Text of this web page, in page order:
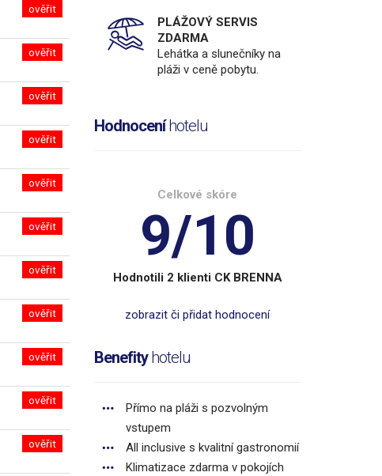
ověřit
ověřit
ověřit
ověřit
ověřit
ověřit
ověřit
ověřit
ověřit
ověřit
ověřit
PLÁŽOVÝ SERVIS
ZDARMA
Lehátka a slunečníky na
pláži v ceně pobytu.
Hodnoceníhotelu
Celkové skóre
9/10
Hodnotili 2 klienti CK BRENNA
zobrazit či přidat hodnocení
Benefityhotelu
Přímo na pláži s pozvolným
vstupem
All inclusive s kvalitní gastronomií
Klimatizace zdarma v pokojích